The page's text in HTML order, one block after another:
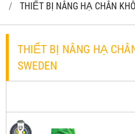
THIẾT BỊ NÂNG HẠ CHÂN
THIẾT BỊ NÂNG HẠ
SWEDEN